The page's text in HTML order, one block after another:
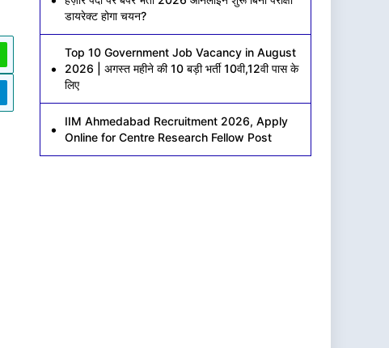
डायरेक्ट होगा चयन?
Top 10 Government Job Vacancy in August
2026 | अगस्त महीने की 10 बड़ी भर्ती 10वी,12वी पास के
लिए
IIM Ahmedabad Recruitment 2026, Apply
Online for Centre Research Fellow Post